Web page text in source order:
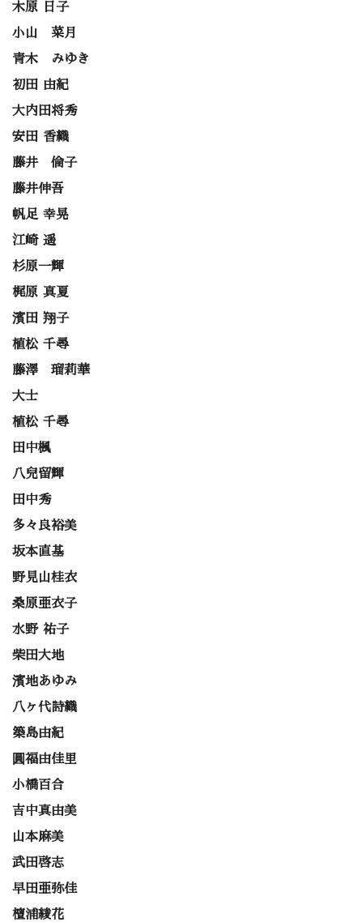
木原 日子
小山 菜月
青木 みゆき
初田 由紀
大内田将秀
安田 香織
藤井 倫子
藤井伸吾
帆足 幸晃
江崎 遥
杉原一輝
梶原 真夏
濱田 翔子
植松 千尋
藤澤 瑠莉華
大士
植松 千尋
田中楓
八兒留輝
田中秀
多々良裕美
坂本直基
野見山桂衣
桑原亜衣子
水野 祐子
柴田大地
濱地あゆみ
八ヶ代詩織
築島由紀
圓福由佳里
小橋百合
吉中真由美
山本麻美
武田啓志
早田亜弥佳
檀浦綾花